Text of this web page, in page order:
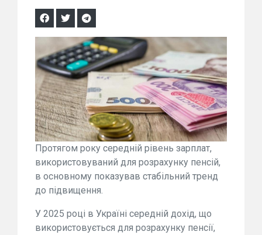
Протягом року середній рівень зарплат,
використовуваний для розрахунку пенсій,
в основному показував стабільний тренд
до підвищення.
У 2025 році в Україні середній дохід, що
використовується для розрахунку пенсії,